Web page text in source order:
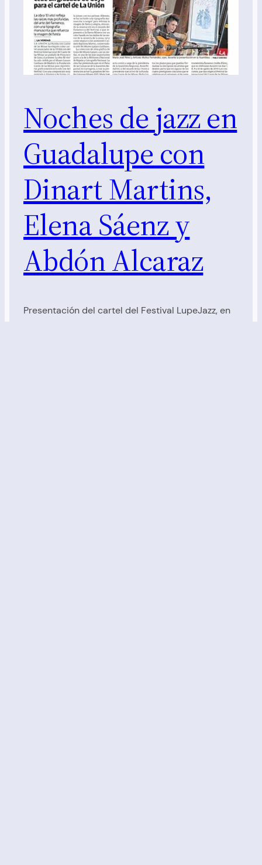
Noches de jazz en
Guadalupe con
Dinart Martins,
Elena Sáenz y
Abdón Alcaraz
Presentación del cartel del Festival LupeJazz, en